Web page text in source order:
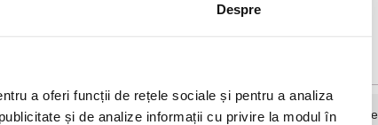
Despre
a oferi funcții de rețele sociale și pentru a analiza
și de analize informații cu privire la modul în
Adresa de e-mail ramane confidentiala si nu va fi afisata pe site.